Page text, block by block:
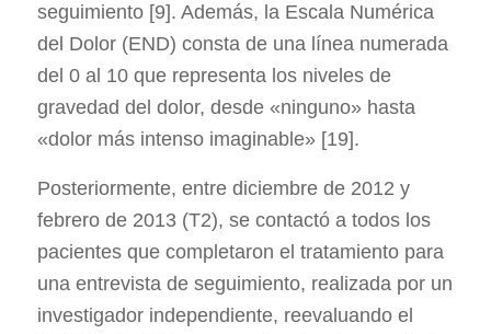
seguimiento [9]. Además, la Escala Numérica
del Dolor (END) consta de una línea numerada
del 0 al 10 que representa los niveles de
gravedad del dolor, desde «ninguno» hasta
«dolor más intenso imaginable» [19].
Posteriormente, entre diciembre de 2012 y
febrero de 2013 (T2), se contactó a todos los
pacientes que completaron el tratamiento para
una entrevista de seguimiento, realizada por un
investigador independiente, reevaluando el